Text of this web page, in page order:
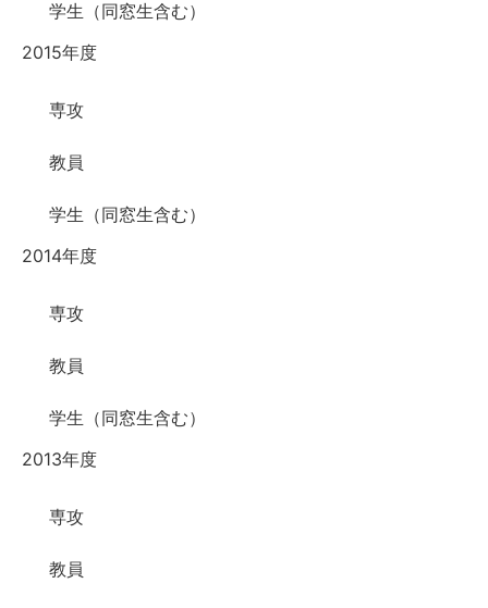
学生（同窓生含む）
2015年度
専攻
教員
学生（同窓生含む）
2014年度
専攻
教員
学生（同窓生含む）
2013年度
専攻
教員